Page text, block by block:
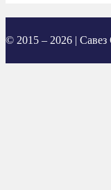
© 2015 – 2026 | Савез